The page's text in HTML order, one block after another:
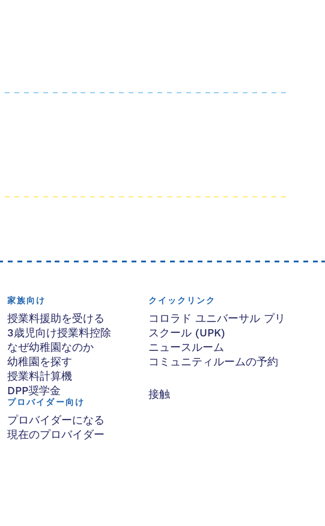
家族向け
授業料援助を受ける
3歳児向け授業料控除
なぜ幼稚園なのか
幼稚園を探す
授業料計算機
DPP奨学金
プロバイダー向け
プロバイダーになる
現在のプロバイダー
クイックリンク
コロラド ユニバーサル プリ
スクール (UPK)
ニュースルーム
コミュニティルームの予約
接触